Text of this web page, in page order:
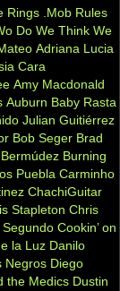
Rings .Mob Rules
Do We Think We
Adriana Lucia
Cara
Amy Macdonald
Auburn Baby Rasta
Julian Guitiérrez
Bob Seger Brad
Burning
Puebla Carminho
ChachiGuitar
Stapleton Chris
Cookin’ on
la Luz Danilo
Negros Diego
the Medics Dustin